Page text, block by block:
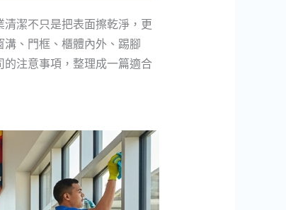
潔不只是把表面擦乾淨，更
、門框、櫃體內外、踢腳
注意事項，整理成一篇適合